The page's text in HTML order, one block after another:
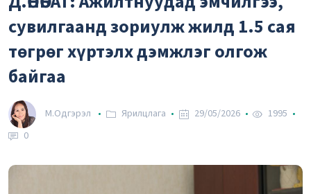
Рубль
-0.0232 %
Вон
сувилгаанд зориулж жилд 1.5 сая
төгрөг хүртэлх дэмжлэг олгож
байгаа
М.Одгэрэл Ярилцлага 29/05/2026
1995
0